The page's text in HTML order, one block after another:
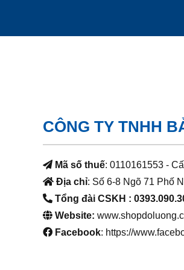
CÔNG TY TNHH
Mã số thuế: 0110161553 -
Địa chỉ: Số 6-8 Ngõ 71 Phố
Tổng đài CSKH :
Website:
Facebook: https://